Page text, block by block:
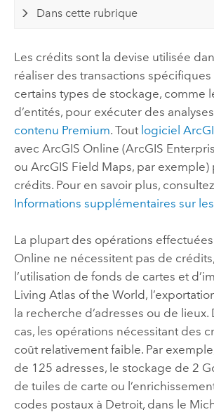
Dans cette rubrique
Les crédits sont la devise utilisée
réaliser des transactions
certains types de stockage, comme
d’entités, pour exécuter des
contenu Premium. Tout logiciel
avec ArcGIS Online (ArcGIS
ou ArcGIS Field Maps, par
crédits. Pour en savoir plus,
Informations supplémentaires sur
La plupart des opérations
Online ne nécessitent pas de
l’utilisation de fonds de cartes et
Living Atlas of the World,
la recherche d’adresses ou de lieux.
cas, les opérations nécessitant des
coût relativement faible. Par
de 125 adresses, le stockage de 2
de tuiles de carte ou
codes postaux à Detroit, dans le